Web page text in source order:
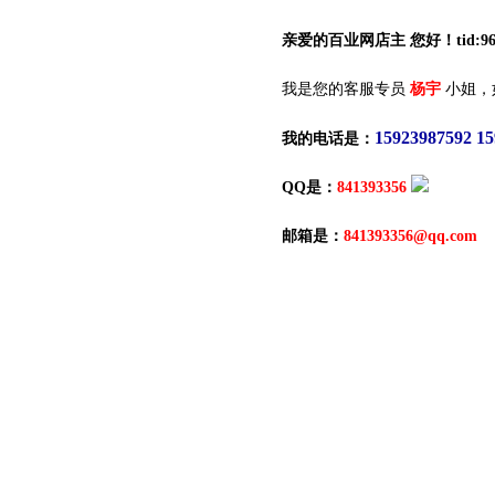
亲爱的百业网店主 您好！
我是您的客服专员 杨宇 小姐
我的电话是： 15923987592
QQ是： 841393356
邮箱是： 841393356@qq.com